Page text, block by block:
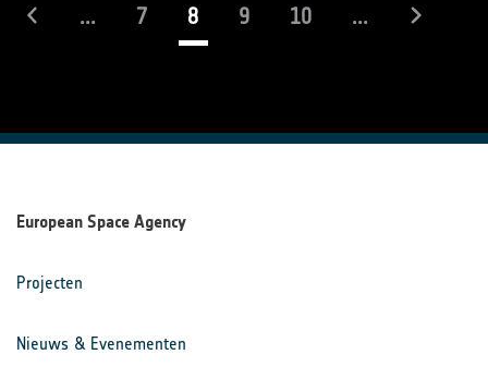
... 7 8(actueel)
9 10 ...
European Space Agency
Projecten
Nieuws & Evenementen